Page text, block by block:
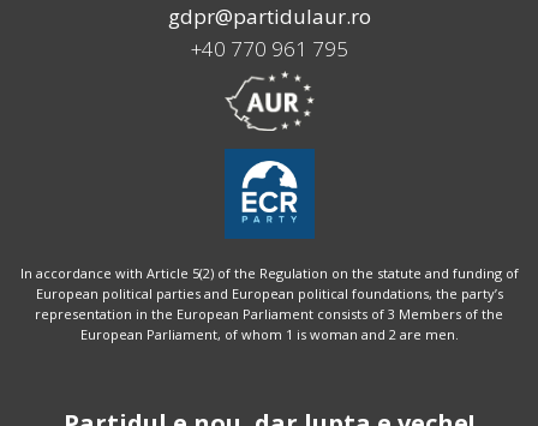
gdpr@partidulaur.ro
+40 770 961 795
In accordance with Article 5(2) of the Regulation on the statute and funding of
European political parties and European political foundations, the party’s
representation in the European Parliament consists of 3 Members of the
European Parliament, of whom 1 is woman and 2 are men.